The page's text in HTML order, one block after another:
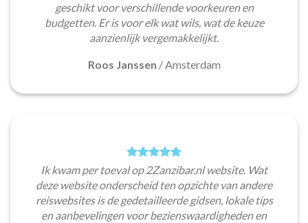
geschikt voor verschillende voorkeuren en
budgetten. Er is voor elk wat wils, wat de keuze
aanzienlijk vergemakkelijkt.
Roos Janssen /Amsterdam
Ik kwam per toeval op 2Zanzibar.nl website. Wat
deze website onderscheid ten opzichte van andere
reiswebsites is de gedetailleerde gidsen, lokale tips
en aanbevelingen voor bezienswaardigheden en